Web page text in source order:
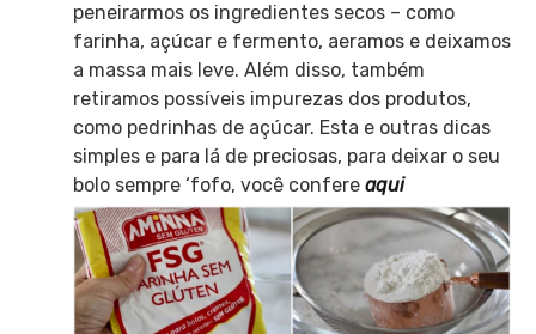
peneirarmos os ingredientes secos – como
farinha, açúcar e fermento, aeramos e deixamos
a massa mais leve. Além disso, também
retiramos possíveis impurezas dos produtos,
como pedrinhas de açúcar. Esta e outras dicas
simples e para lá de preciosas, para deixar o seu
bolo sempre ‘fofo, você confere aqui